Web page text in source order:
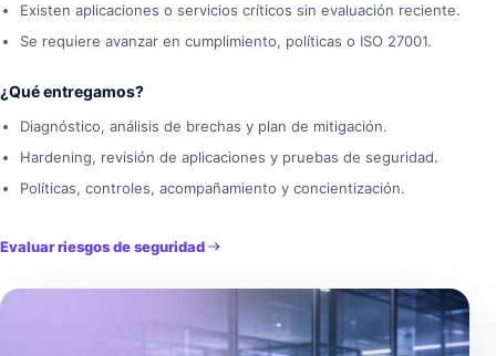
Existen aplicaciones o servicios críticos sin evaluación reciente.
Se requiere avanzar en cumplimiento, políticas o ISO 27001.
¿Qué entregamos?
Diagnóstico, análisis de brechas y plan de mitigación.
Hardening, revisión de aplicaciones y pruebas de seguridad.
Políticas, controles, acompañamiento y concientización.
Evaluar riesgos de seguridad